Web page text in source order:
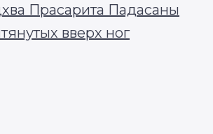
Прасарита Падасаны
вверх ног